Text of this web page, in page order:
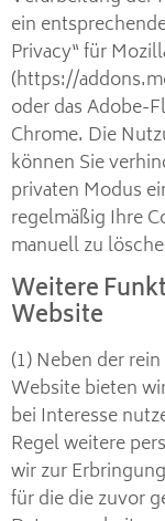
ein
Privacy“ für
(https://
oder das Adobe-
Chrome. Die
können Sie
privaten Modus
regelmäßig Ihre
manuell zu
Weitere
Website
(1) Neben der
Website bieten
bei Interesse
Regel weitere
wir zur
für die die zuvor